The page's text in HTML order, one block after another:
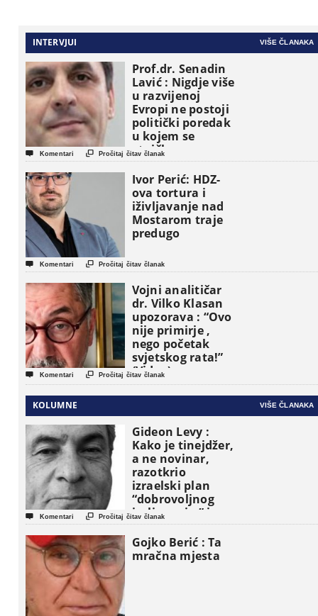
INTERVJUI VIŠE ČLANAKA
Prof.dr. Senadin
Lavić : Nigdje više
u razvijenoj
Evropi ne postoji
politički poredak
u kojem se
etničke grupe
pojavljuju kao
osnovne
političke jedinice
 Komentari  Pročitaj čitav članak
Ivor Perić: HDZ-
ova tortura i
iživljavanje nad
Mostarom traje
predugo
 Komentari  Pročitaj čitav članak
Vojni analitičar
dr. Vilko Klasan
upozorava : “Ovo
nije primirje ,
nego početak
svjetskog rata!”
(Video)
 Komentari  Pročitaj čitav članak
KOLUMNE VIŠE ČLANAKA
Gideon Levy :
Kako je tinejdžer,
a ne novinar,
razotkrio
izraelski plan
“dobrovoljnog
iseljavanja ” iz
Gaze
 Komentari  Pročitaj čitav članak
Gojko Berić : Ta
mračna mjesta